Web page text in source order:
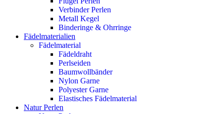
Verbinder Perlen
Metall Kegel
Binderinge & Ohrringe
Fädelmaterialien
Fädelmaterial
Fädeldraht
Perlseiden
Baumwollbänder
Nylon Garne
Polyester Garne
Elastisches Fädelmaterial
Natur Perlen